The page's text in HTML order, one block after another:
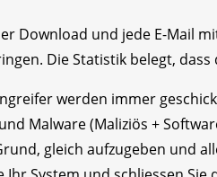
Download und jede E-Mail
Die Statistik belegt,
werden immer
Malware (Maliziös +
gleich aufzugeben und